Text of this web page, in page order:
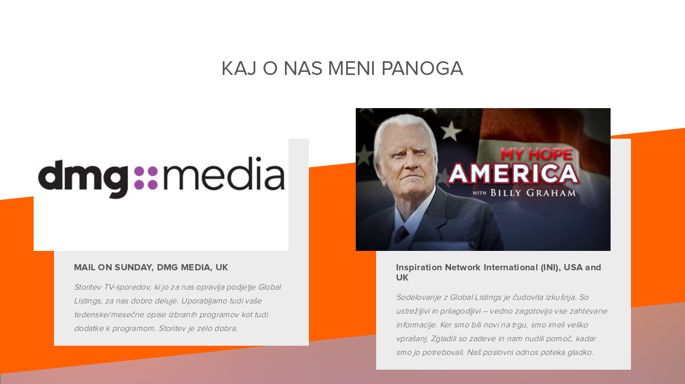
KAJ O NAS MENI PANOGA
MAIL ON SUNDAY, DMG MEDIA, UK
Storitev TV-sporedov, ki jo za nas opravlja podjetje Global
Listings, za nas dobro deluje. Uporabljamo tudi vaše
tedenske/mesečne opise izbranih programov kot tudi
dodatke k programom. Storitev je zelo dobra.
Inspiration Network International (INI), USA and
UK
Sodelovanje z Global Listings je čudovita izkušnja. So
ustrežljivi in prilagodljivi – vedno zagotovijo vse zahtevane
informacije. Ker smo bili novi na trgu, smo imeli veliko
vprašanj. Zgladili so zadeve in nam nudili pomoč, kadar
smo jo potrebovali. Naš poslovni odnos poteka gladko.